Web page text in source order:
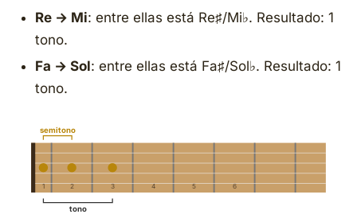
Re → Mi: entre ellas está Re♯/Mi♭. Resultado: 1
tono.
Fa → Sol: entre ellas está Fa♯/Sol♭. Resultado: 1
tono.
1 2 3 4 5 6
semitono
tono